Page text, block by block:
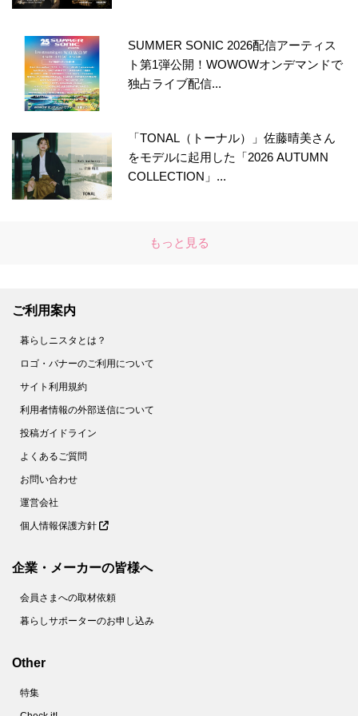
SUMMER SONIC 2026配信アーティス
ト第1弾公開！WOWOWオンデマンドで
独占ライブ配信...
「TONAL（トーナル）」佐藤晴美さん
をモデルに起用した「2026 AUTUMN
COLLECTION」...
もっと見る
ご利用案内
暮らしニスタとは？
ロゴ・バナーのご利用について
サイト利用規約
利用者情報の外部送信について
投稿ガイドライン
よくあるご質問
お問い合わせ
運営会社
個人情報保護方針
企業・メーカーの皆様へ
会員さまへの取材依頼
暮らしサポーターのお申し込み
Other
特集